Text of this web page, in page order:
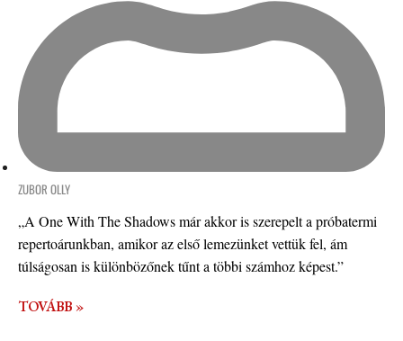
ZUBOR OLLY
„A One With The Shadows már akkor is szerepelt a próbatermi
repertoárunkban, amikor az első lemezünket vettük fel, ám
túlságosan is különbözőnek tűnt a többi számhoz képest.”
TOVÁBB »